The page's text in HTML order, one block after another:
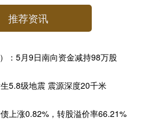
推荐资讯
：5月9日南向资金减持98万股
5.8级地震 震源深度20千米
上涨0.82%，转股溢价率66.21%